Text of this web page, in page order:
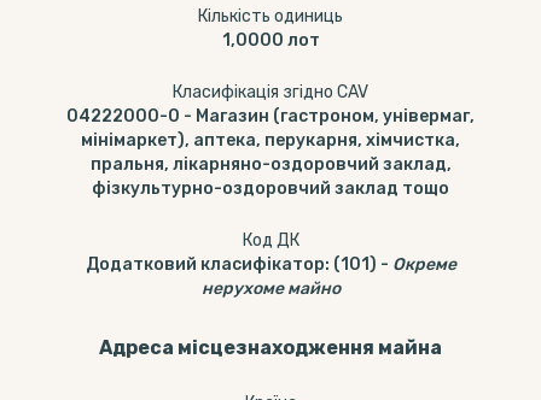
Кількість одиниць
1,0000 лот
Класифікація згідно CAV
04222000-0 - Магазин (гастроном, універмаг,
мінімаркет), аптека, перукарня, хімчистка,
пральня, лікарняно-оздоровчий заклад,
фізкультурно-оздоровчий заклад тощо
Код ДК
Додатковий класифікатор: (101) - Окреме
нерухоме майно
Адреса місцезнаходження майна